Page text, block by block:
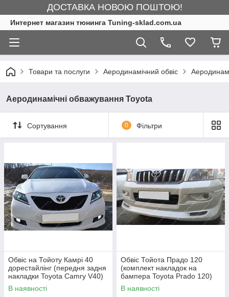
ДОСТАВКА НОВОЮ ПОШТОЮ!
Интернет магазин тюнинга Tuning-sklad.com.ua
Товари та послуги Аеродинамічний обвіс
Аеродинамічні обважування Toyota
Сортування 0 Фільтри
Обвіс на Тойоту Камрі 40
дорестайлінг (передня задня
накладки Toyota Camry V40)
В наявності
Обвіс Тойота Прадо 120
(комплект накладок на
бампера Toyota Prado 120)
В наявності